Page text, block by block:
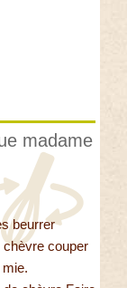
madame
beurrer
chèvre couper